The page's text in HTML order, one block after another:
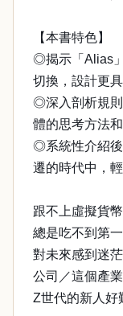
【本書特色】
◎揭示「Alias
切換，設計更
◎深入剖析規
體的思考方法和
◎系統性介紹
遷的時代中，
跟不上虛擬貨
總是吃不到第一
對未來感到迷
公司／這個產業
Z世代的新人好